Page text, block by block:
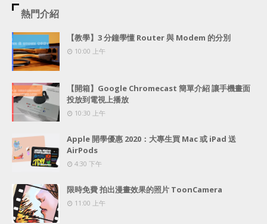
熱門介紹
【教學】3 分鐘學懂 Router 與 Modem 的分別
10:00 上午
【開箱】Google Chromecast 簡單介紹 讓手機畫面
投放到電視上播放
10:30 上午
Apple 開學優惠 2020：大專生買 Mac 或 iPad 送
AirPods
4:30 下午
限時免費 拍出漫畫效果的照片 ToonCamera
11:00 上午